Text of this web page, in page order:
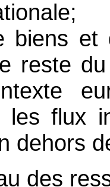
et
reste
les flux
dehors
des